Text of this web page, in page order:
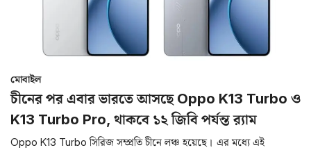
মোবাইল
চীনের পর এবার ভারতে আসছে Oppo K13 Turbo ও
K13 Turbo Pro, থাকবে ১২ জিবি পর্যন্ত র‌্যাম
Oppo K13 Turbo সিরিজ সম্প্রতি চীনে লঞ্চ হয়েছে। এর মধ্যে এই